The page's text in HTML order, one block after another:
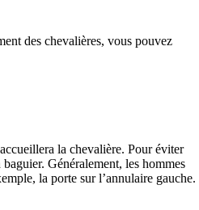
des chevalières, vous pouvez
la chevalière. Pour éviter
Généralement, les hommes
la porte sur l’annulaire gauche.